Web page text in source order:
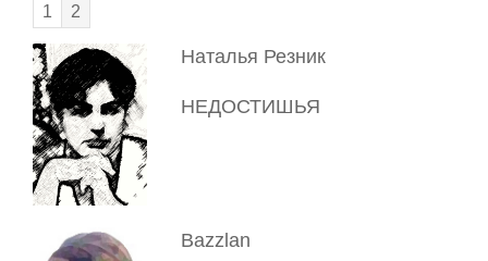
1 2
Наталья Резник
НЕДОСТИШЬЯ
Bazzlan